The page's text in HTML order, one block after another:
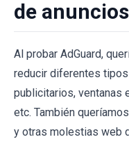
de anuncios
Al probar AdGuard,
reducir diferentes
publicitarios, ventanas
etc. También
y otras molestias web